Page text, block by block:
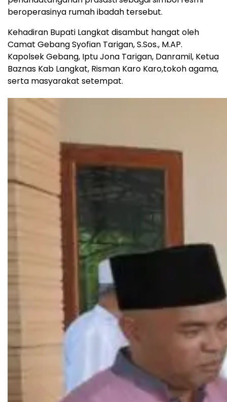
beroperasinya rumah ibadah tersebut.
Kehadiran Bupati Langkat disambut hangat oleh
Camat Gebang Syofian Tarigan, S.Sos., M.AP.
Kapolsek Gebang, Iptu Jona Tarigan, Danramil, Ketua
Baznas Kab Langkat, Risman Karo Karo,tokoh agama,
serta masyarakat setempat.